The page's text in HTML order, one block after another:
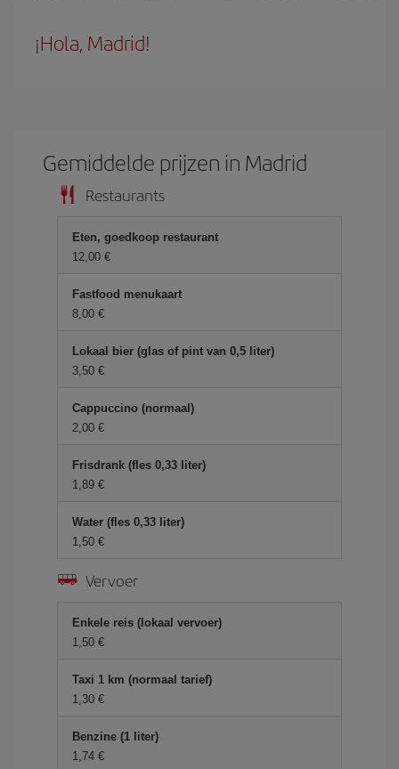
¡Hola, Madrid!
Gemiddelde prijzen in Madrid
Restaurants
Eten, goedkoop restaurant
12,00 €
Fastfood menukaart
8,00 €
Lokaal bier (glas of pint van 0,5 liter)
3,50 €
Cappuccino (normaal)
2,00 €
Frisdrank (fles 0,33 liter)
1,89 €
Water (fles 0,33 liter)
1,50 €
Vervoer
Enkele reis (lokaal vervoer)
1,50 €
Taxi 1 km (normaal tarief)
1,30 €
Benzine (1 liter)
1,74 €